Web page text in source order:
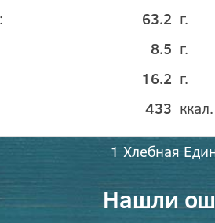
г.
63.2
г.
8.5
г.
16.2
ккал.
433
1 Хлебная
Нашли